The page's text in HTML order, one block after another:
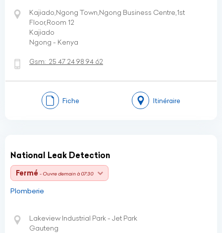
Kajiado,Ngong Town,Ngong Business Centre,1st
Floor,Room 12
Kajiado
Ngong - Kenya
Gsm: 25 47 24 98 94 62
Fiche Itinéraire
National Leak Detection
Fermé - Ouvre demain à 07:30
Plomberie
Lakeview Industrial Park - Jet Park
Gauteng